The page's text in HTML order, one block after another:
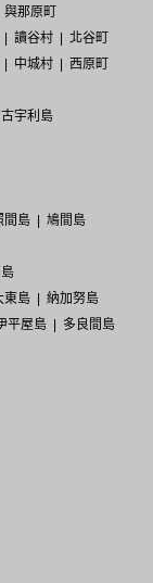
與那原町
讀谷村
北谷町
中城村
西原町
古宇利島
間島
鳩間島
東島
納加努島
平屋島
多良間島